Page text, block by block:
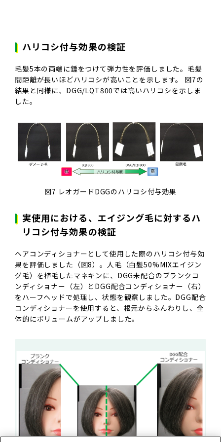
ハリコシ付与効果の検証
毛髪5本の両端に錘をつけて弾力性を評価しました。毛髪
間距離が長いほどハリコシが高いことを示します。 図7の
結果と同様に、DGG/LQT800では高いハリコシを示しま
した。
図7 レオガードDGGのハリコシ付与効果
実使用における、エイジング毛に対するハ
リコシ付与効果の検証
ヘアコンディショナーとして使用した際のハリコシ付与効
果を評価しました（図8）。人毛（白髪50%MIXエイジン
グ毛）を植毛したマネキンに、DGG未配合のブランクコ
ンディショナー（左）とDGG配合コンディショナー（右）
をハーフヘッドで処理し、状態を観察しました。DGG配合
コンディショナーを使用すると、根元からふんわりし、全
体的にボリュームがアップしました。